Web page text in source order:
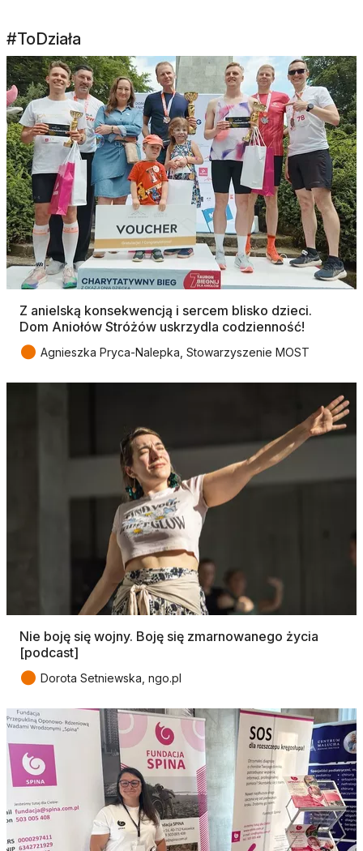
#ToDziała
Z anielską konsekwencją i sercem blisko dzieci.
Dom Aniołów Stróżów uskrzydla codzienność!
● Agnieszka Pryca-Nalepka, Stowarzyszenie MOST
Nie boję się wojny. Boję się zmarnowanego życia
[podcast]
● Dorota Setniewska, ngo.pl